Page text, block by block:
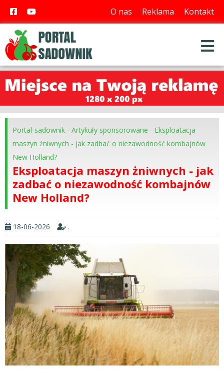
O nas Reklama Kontakt
Portal-sadownik - Artykuły sponsorowane - Eksploatacja
maszyn żniwnych - jak zadbać o niezawodność kombajnów
New Holland?
Eksploatacja maszyn żniwnych - jak
zadbać o niezawodność kombajnów
New Holland?
18-06-2026 .